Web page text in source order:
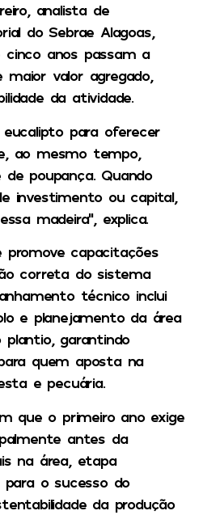
analista de
do Sebrae Alagoas,
anos passam a
valor agregado,
da atividade.
para oferecer
ao mesmo tempo,
poupança. Quando
investimento ou capital,
madeira”, explica.
promove capacitações
correta do sistema
técnico inclui
e planejamento da área
garantindo
quem aposta na
e pecuária.
que o primeiro ano exige
antes da
na área, etapa
para o sucesso do
da produção